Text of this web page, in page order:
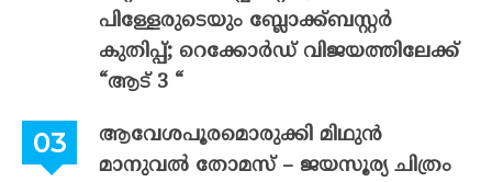
പിള്ളേരുടെയും ബ്ലോക്ക്ബസ്റ്റർ
കുതിപ്പ്; റെക്കോർഡ് വിജയത്തിലേക്ക്
“ആട് 3 “
ആവേശപൂരമൊരുക്കി മിഥുൻ
മാനുവൽ തോമസ് – ജയസൂര്യ ചിത്രം